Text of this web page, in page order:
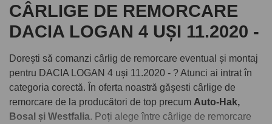
CÂRLIGE DE REMORCARE
DACIA LOGAN 4 UȘI 11.2020 -
Dorești să comanzi cârlig de remorcare eventual și montaj
pentru DACIA LOGAN 4 uși 11.2020 - ? Atunci ai intrat în
categoria corectă. În oferta noastră gășesti cârlige de
remorcare de la producători de top precum Auto-Hak,
Bosal și Westfalia. Poți alege între cârlige de remorcare